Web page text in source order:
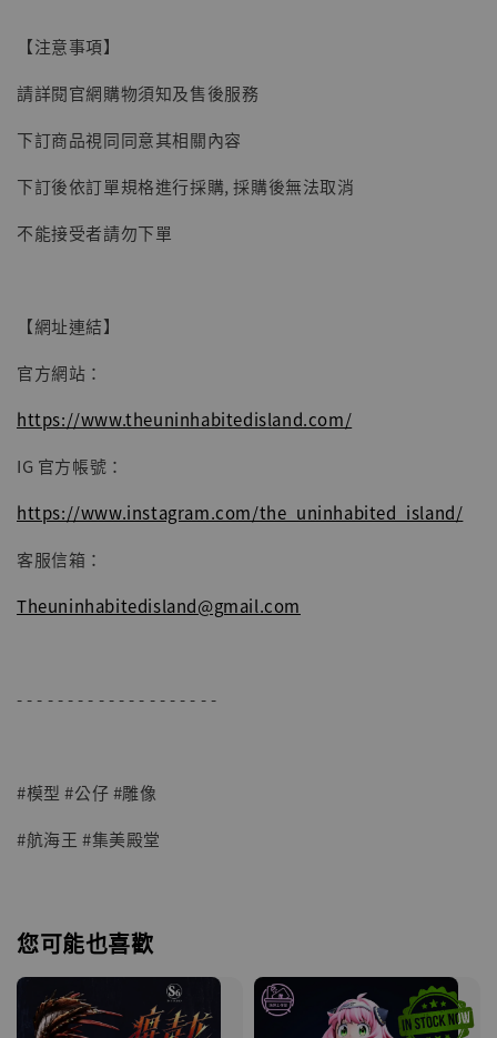
【注意事項】
請詳閱官網購物須知及售後服務
下訂商品視同同意其相關內容
下訂後依訂單規格進行採購, 採購後無法取消
不能接受者請勿下單
【網址連結】
官方網站：
https://www.theuninhabitedisland.com/
IG 官方帳號：
https://www.instagram.com/the_uninhabited_island/
客服信箱：
Theuninhabitedisland@gmail.com
- - - - - - - - - - - - - - - - - - - -
#模型 #公仔 #雕像
#航海王 #集美殿堂
您可能也喜歡